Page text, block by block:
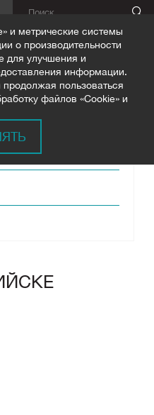
и метрические системы
о производительности
для улучшения и
информации.
пользоваться
файлов «Cookie» и